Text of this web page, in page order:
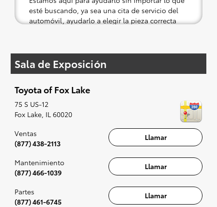
esté buscando, ya sea una cita de servicio del
automóvil, ayudarlo a elegir la pieza correcta
Si su corazón está puesto en un Toyota nuevo,
entonces lo tenemos cubierto. Consulte nuestra
conveniencia; cuando se te ocurra algo, te
prepararemos para un pequeño paseo (es decir,
prueba de conducción). Cantar junto a la radio,
para la experiencia completa.
Sala de Exposición
Toyota of Fox Lake
75 S US-12
Fox Lake, IL 60020
Llamar
Ventas
(877) 438-2113
Llamar
Mantenimiento
(877) 466-1039
Llamar
Partes
(877) 461-6745